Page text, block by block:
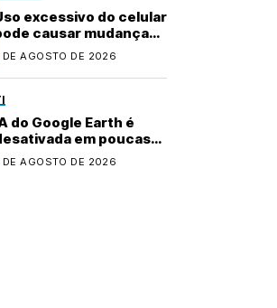
excessivo do celular
causar mudanças
no corpo
DE AGOSTO DE 2026
do Google Earth é
em poucas
após controvérsia
DE AGOSTO DE 2026